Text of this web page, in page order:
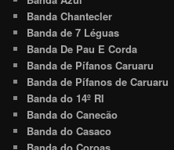
Banda Chantecler
Banda de 7 Léguas
Banda De Pau E Corda
Banda de Pífanos Caruaru
Banda de Pífanos de Caruaru
Banda do 14º RI
Banda do Canecão
Banda do Casaco
Banda do Coroas